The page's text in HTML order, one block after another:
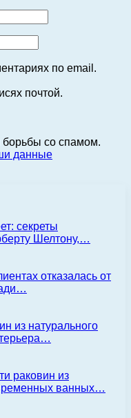
по email.
почтой.
борьбы со спамом.
данные
секреты
Шелтону,…
отказалась от
из натурального
раковин из
ванных…